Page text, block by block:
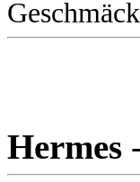
Hermes